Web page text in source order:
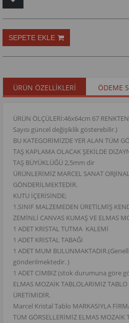
ÜRÜN ÖZELLIKLERI ÖDEME
ÜRÜN ÖLÇÜLERİ:46x64cm 67
Sayısı güncel değişiklik gösterebilir.)
BU KATEGORİMİZDE YER ALAN TÜM
TAŞ KAPLAMA OLACAK ŞEKİLDE
TAŞ BÜYÜKLÜĞÜ 2,5mm dir
ÜRÜNLERİMİZ MARCEL SANAT
GÖNDERİLMEKTEDİR.
KUTU İÇERİSİNDE;
1.SINIF MALZEMEDEN ÜRETİLMİŞ
ZEMİNLİ CANVAS KUMAŞ VE ELMAS
1 ADET KRİSTAL TUTMA KALEMİ
1 ADET KRİSTAL TABAĞI
1 ADET MUM
gönderilmektedir. )
1 ADET CIMBIZ (stok durumuna göre
ELMAS MOZAİK TABLOLARIMIZ TABLO
ÜRETİMİDİR.
Marcel Kristal Tablo MARKASIYLA
TÜM GÖRSELLERİMİZ ELMAS MOZAİK